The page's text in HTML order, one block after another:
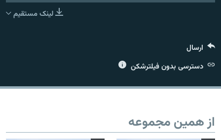
لینک مستقیم
ارسال
دسترسی بدون فیلترشکن
از همین مجموعه